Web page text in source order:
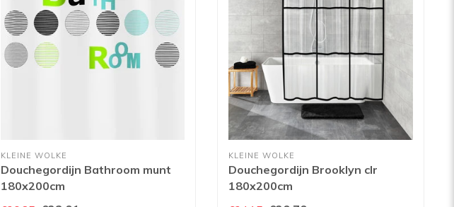
KLEINE WOLKE
Douchegordijn Bathroom munt
180x200cm
KLEINE WOLKE
Douchegordijn Brooklyn clr
180x200cm